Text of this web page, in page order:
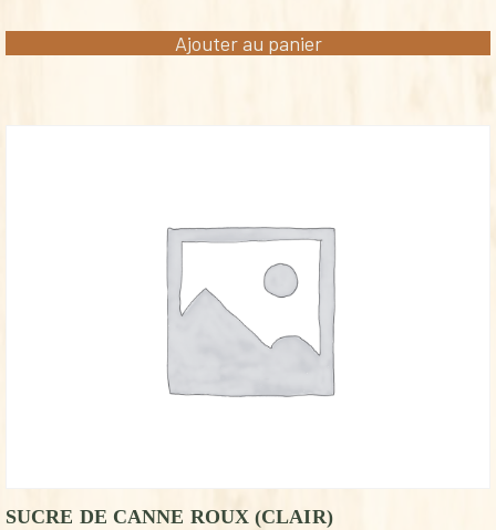
Ajouter au panier
SUCRE DE CANNE ROUX (CLAIR)